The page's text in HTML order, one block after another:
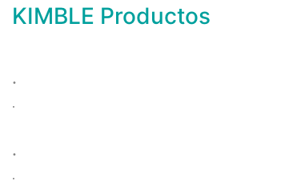
KIMBLE Productos
.
.
.
.